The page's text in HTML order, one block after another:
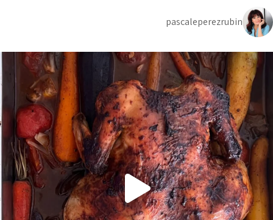
pascaleperezrubin